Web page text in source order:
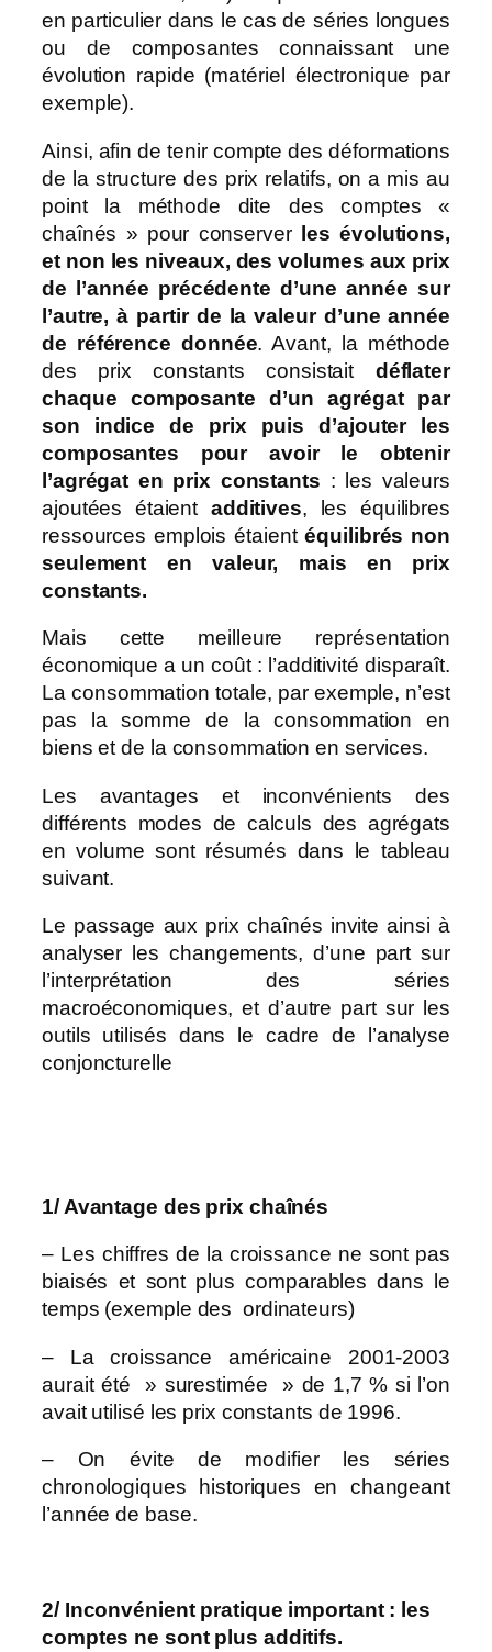
en particulier dans le cas de séries longues
ou de composantes connaissant une
évolution rapide (matériel électronique par
exemple).
Ainsi, afin de tenir compte des déformations
de la structure des prix relatifs, on a mis au
point la méthode dite des comptes «
chaînés » pour conserver les évolutions,
et non les niveaux, des volumes aux prix
de l’année précédente d’une année sur
l’autre, à partir de la valeur d’une année
de référence donnée. Avant, la méthode
des prix constants consistait déflater
chaque composante d’un agrégat par
son indice de prix puis d’ajouter les
composantes pour avoir le obtenir
l’agrégat en prix constants : les valeurs
ajoutées étaient additives, les équilibres
ressources emplois étaientéquilibrés non
seulement en valeur, mais en prix
constants.
Mais cette meilleure représentation
économique a un coût : l’additivité disparaît.
La consommation totale, par exemple, n’est
pas la somme de la consommation en
biens et de la consommation en services.
Les avantages et inconvénients des
différents modes de calculs des agrégats
en volume sont résumés dans le tableau
suivant.
Le passage aux prix chaînés invite ainsi à
analyser les changements, d’une part sur
l’interprétation des séries
macroéconomiques, et d’autre part sur les
outils utilisés dans le cadre de l’analyse
conjoncturelle
1/ Avantage des prix chaînés
– Les chiffres de la croissance ne sont pas
biaisés et sont plus comparables dans le
temps (exemple des ordinateurs)
– La croissance américaine 2001-2003
aurait été » surestimée » de 1,7 % si l’on
avait utilisé les prix constants de 1996.
– On évite de modifier les séries
chronologiques historiques en changeant
l’année de base.
2/ Inconvénient pratique important : les
comptes ne sont plus additifs.